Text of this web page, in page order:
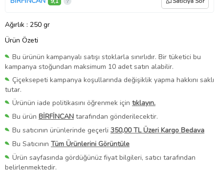
Ağırlık : 250 gr
Ürün Özeti
Bu ürünün kampanyalı satışı stoklarla sınırlıdır. Bir tüketici bu
kampanya stoğundan maksimum 10 adet satın alabilir.
Çiçeksepeti kampanya koşullarında değişiklik yapma hakkını saklı
tutar.
Ürünün iade politikasını öğrenmek için tıklayın.
Bu ürün BİRFİNCAN tarafından gönderilecektir.
Bu satıcının ürünlerinde geçerli 350,00 TL Üzeri Kargo Bedava
Bu Satıcının Tüm Ürünlerini Görüntüle
Ürün sayfasında gördüğünüz fiyat bilgileri, satıcı tarafından
belirlenmektedir.